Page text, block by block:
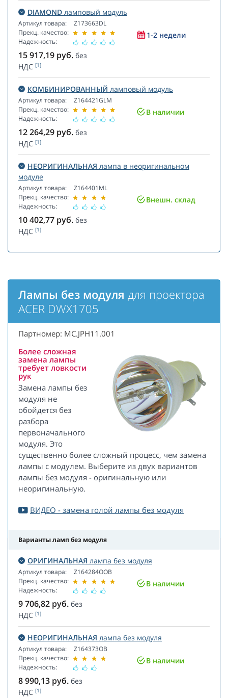
DIAMOND ламповый модуль
Артикул товара:
Прекц. качество:
Надежность:
Z173663DL
1-2 недели
15 917,19 руб. без
НДС [1]
КОМБИНИРОВАННЫЙ ламповый модуль
Артикул товара:
Прекц. качество:
Надежность:
Z164421GLM
В наличии
12 264,29 руб. без
НДС [1]
НЕОРИГИНАЛЬНАЯ лампа в неоригинальном
модуле
Артикул товара:
Прекц. качество:
Надежность:
Z164401ML
Внешн. склад
10 402,77 руб. без
НДС [1]
Лампы без модуля для проектора
ACER DWX1705
Партномер: MC.JPH11.001
Более сложная
замена лампы
требует ловкости
рук
Замена лампы без
модуля не
обойдется без
разбора
первоначального
модуля. Это
существенно более сложный процесс, чем замена
лампы с модулем. Выберите из двух вариантов
лампы без модуля - оригинальную или
неоригинальную.
ВИДЕО - замена голой лампы без модуля
Варианты ламп без модуля
ОРИГИНАЛЬНАЯ лампа без модуля
Артикул товара:
Прекц. качество:
Надежность:
Z164284OOB
В наличии
9 706,82 руб. без
НДС [1]
НЕОРИГИНАЛЬНАЯ лампа без модуля
Артикул товара:
Прекц. качество:
Надежность:
Z164373OB
В наличии
8 990,13 руб. без
НДС [1]